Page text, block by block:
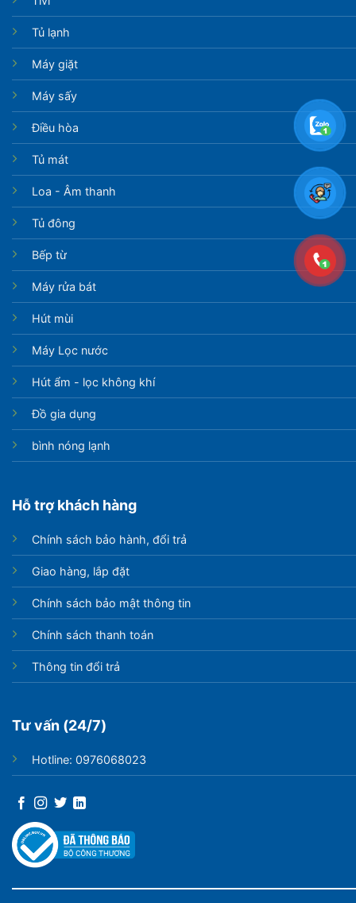
Tủ lạnh
Máy giặt
Máy sấy
Điều hòa
Tủ mát
Loa - Âm thanh
Tủ đông
Bếp từ
Máy rửa bát
Hút mùi
Máy Lọc nước
Hút ẩm - lọc không khí
Đồ gia dụng
bình nóng lạnh
Hỗ trợ khách hàng
Chính sách bảo hành, đổi trả
Giao hàng, lắp đặt
Chính sách bảo mật thông tin
Chính sách thanh toán
Thông tin đổi trả
Tư vấn (24/7)
Hotline: 0976068023